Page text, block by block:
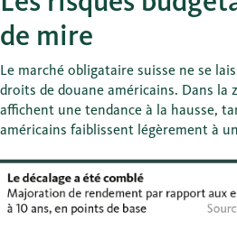
de mire
Le marché obligataire suisse ne se
droits de douane américains. Dans la
affichent une tendance à la hausse,
américains faiblissent légèrement à